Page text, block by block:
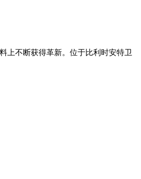
上不断获得革新。位于比利时安特卫